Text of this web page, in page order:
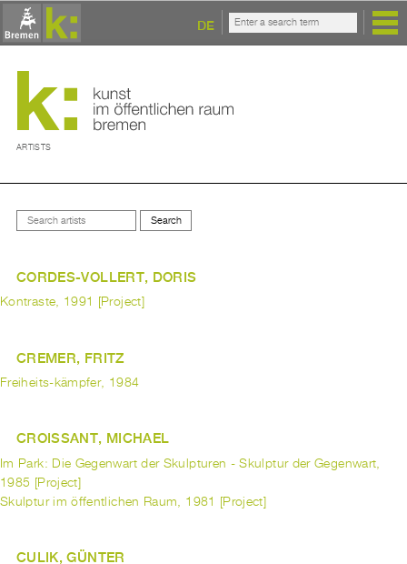
DE
ARTISTS
CORDES-VOLLERT, DORIS
Kontraste, 1991 [Project]
CREMER, FRITZ
Freiheits-kämpfer, 1984
CROISSANT, MICHAEL
Im Park: Die Gegenwart der Skulpturen - Skulptur der Gegenwart,
1985 [Project]
Skulptur im öffentlichen Raum, 1981 [Project]
CULIK, GÜNTER